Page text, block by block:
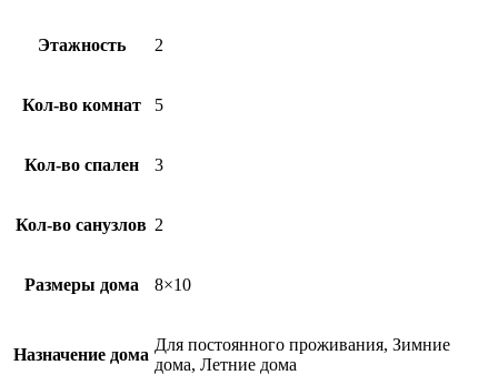
Этажность 2
Кол-во комнат 5
Кол-во спален 3
Кол-во санузлов 2
Размеры дома 8×10
Назначение дома
Для постоянного проживания, Зимние
дома, Летние дома